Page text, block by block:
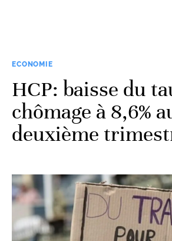
ECONOMIE
HCP: baisse du
chômage à 8,6%
deuxième